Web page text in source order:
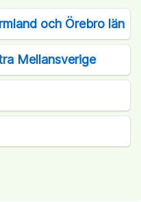
och Örebro län
Mellansverige